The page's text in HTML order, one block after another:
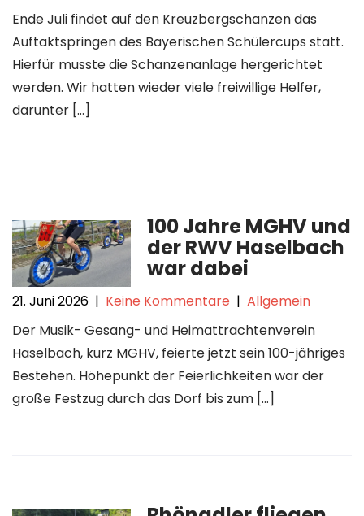
Ende Juli findet auf den Kreuzbergschanzen das
Auftaktspringen des Bayerischen Schülercups statt.
Hierfür musste die Schanzenanlage hergerichtet
werden. Wir hatten wieder viele freiwillige Helfer,
darunter […]
100 Jahre MGHV und
der RWV Haselbach
war dabei
21. Juni 2026 | Keine Kommentare | Allgemein
Der Musik- Gesang- und Heimattrachtenverein
Haselbach, kurz MGHV, feierte jetzt sein 100-jähriges
Bestehen. Höhepunkt der Feierlichkeiten war der
große Festzug durch das Dorf bis zum […]